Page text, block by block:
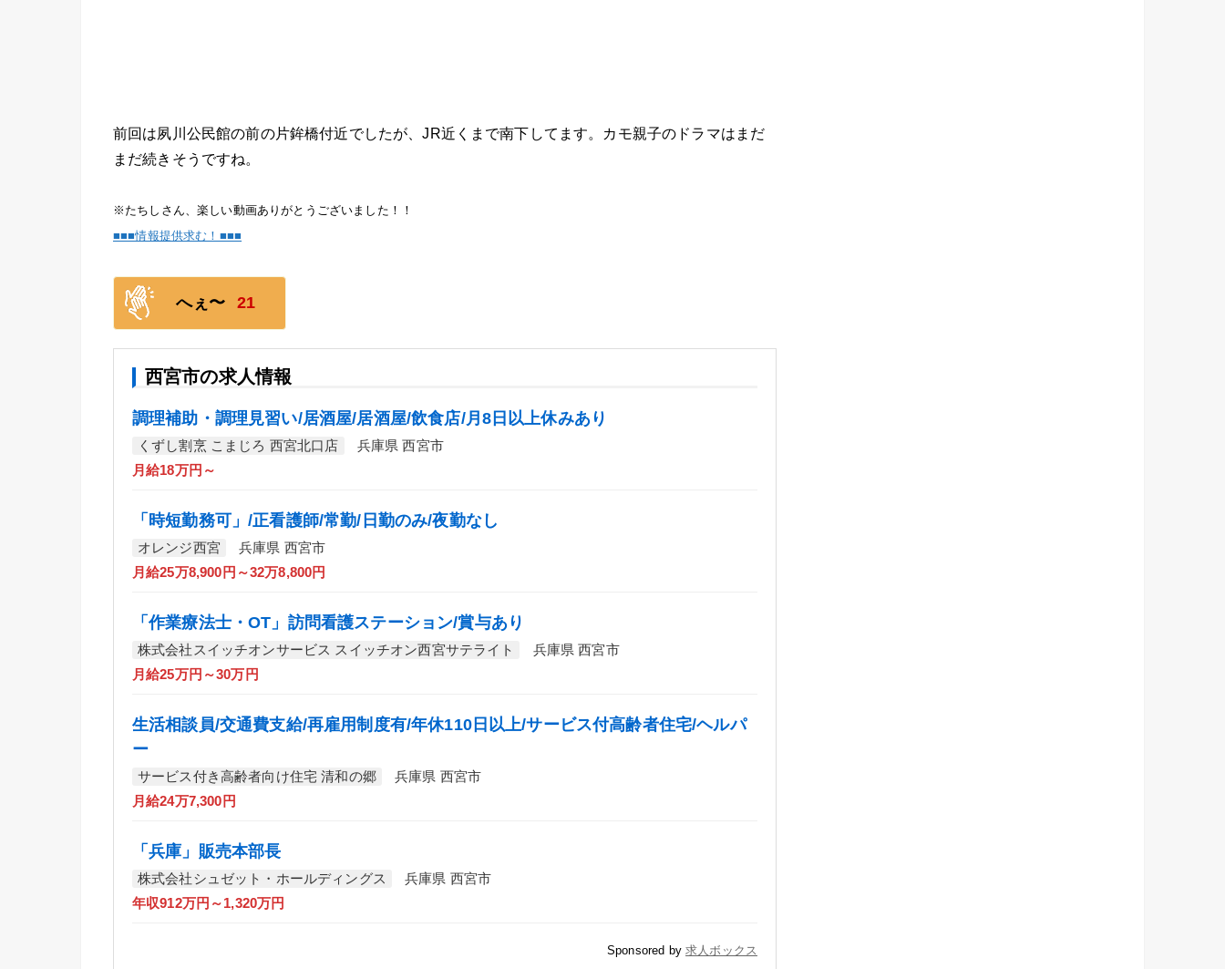
前回は夙川公民館の前の片鉾橋付近でしたが、JR近くまで南下してます。カモ親子のドラマはまだ
まだ続きそうですね。
※たちしさん、楽しい動画ありがとうございました！！
■■■情報提供求む！■■■
へぇ〜 21
西宮市の求人情報
調理補助・調理見習い/居酒屋/居酒屋/飲食店/月8日以上休みあり
くずし割烹 こまじろ 西宮北口店
兵庫県 西宮市
月給18万円～
「時短勤務可」/正看護師/常勤/日勤のみ/夜勤なし
オレンジ西宮
兵庫県 西宮市
月給25万8,900円～32万8,800円
「作業療法士・OT」訪問看護ステーション/賞与あり
株式会社スイッチオンサービス スイッチオン西宮サテライト
兵庫県 西宮市
月給25万円～30万円
生活相談員/交通費支給/再雇用制度有/年休110日以上/サービス付高齢者住宅/ヘルパ
ー
サービス付き高齢者向け住宅 清和の郷
兵庫県 西宮市
月給24万7,300円
「兵庫」販売本部長
株式会社シュゼット・ホールディングス
兵庫県 西宮市
年収912万円～1,320万円
Sponsored by求人ボックス